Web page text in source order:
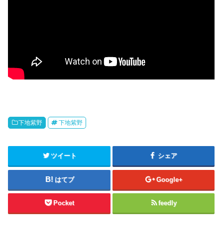
下地紫野 下地紫野
ツイート シェア
はてブ Google+
Pocket feedly